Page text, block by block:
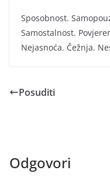
Sposobnost.
Samostalnost.
Nejasnoća. Čežnja.
Posuditi
Odgovori